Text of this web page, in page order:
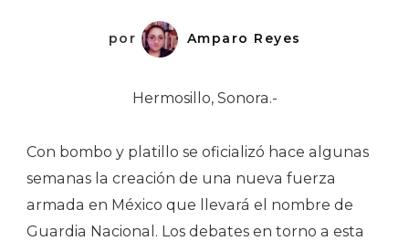
por Amparo Reyes
Hermosillo, Sonora.-
Con bombo y platillo se oficializó hace algunas
semanas la creación de una nueva fuerza
armada en México que llevará el nombre de
Guardia Nacional. Los debates en torno a esta